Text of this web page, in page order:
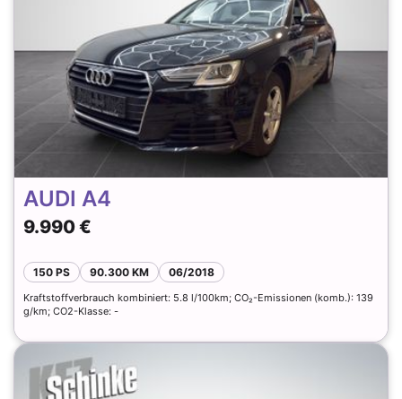
AUDI A4
9.990 €
150 PS 90.300 KM 06/2018
Kraftstoffverbrauch kombiniert: 5.8 l/100km; CO₂-Emissionen (komb.): 139
g/km; CO2-Klasse: -